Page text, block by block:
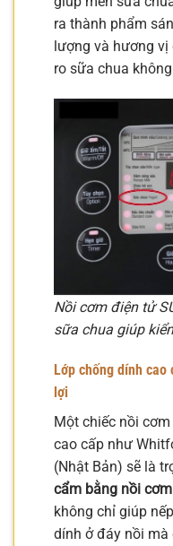
ra thành phẩm
lượng và hương vị
ro sữa chua
Nồi cơm điện tử
sữa chua giúp
Lớp chống dính
lợi
Một chiếc nồi
cao cấp như
(Nhật Bản) sẽ là
cẩm bằng nồi
không chỉ giúp
dính ở đáy nồi mà